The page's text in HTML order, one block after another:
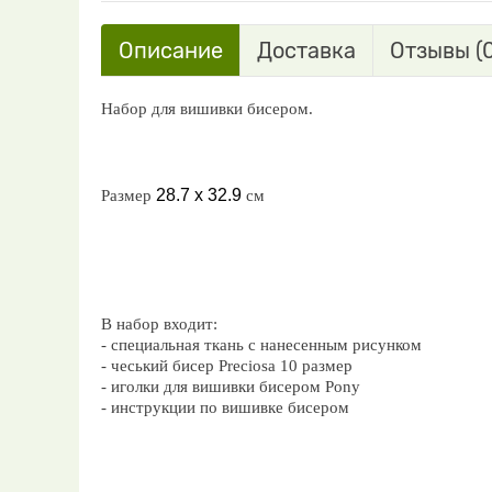
Описание Доставка Отзывы
Набор для вишивки бисером.
Размер 28.7 х 32.9 см
В набор входит:
- специальная ткань с нанесенным рисунком
- чеський бисер Preciosa 10 размер
- иголки для вишивки бисером Pony
- инструкции по вишивке бисером